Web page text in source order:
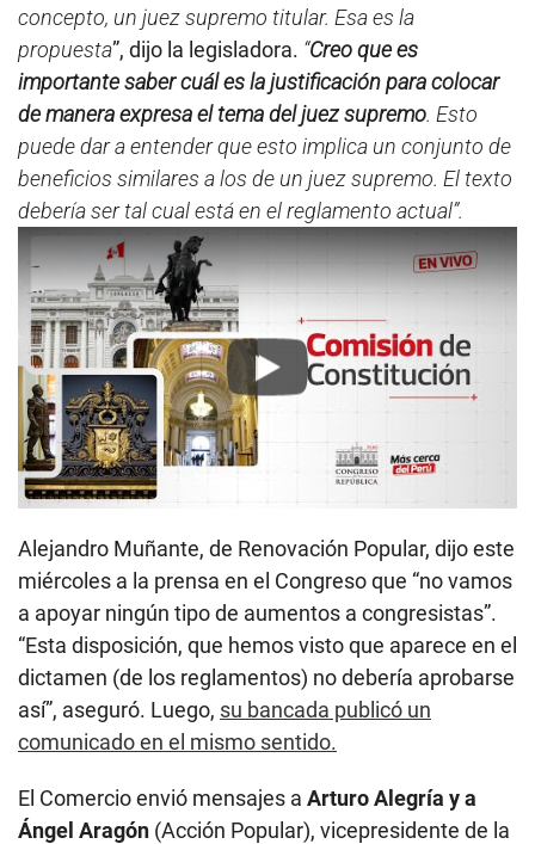
concepto, un juez supremo titular. Esa es la
propuesta”, dijo la legisladora. “Creo que es
importante saber cuál es la justificación para colocar
de manera expresa el tema del juez supremo. Esto
puede dar a entender que esto implica un conjunto de
beneficios similares a los de un juez supremo. El texto
debería ser tal cual está en el reglamento actual”.
Play
Alejandro Muñante, de Renovación Popular, dijo este
miércoles a la prensa en el Congreso que “no vamos
a apoyar ningún tipo de aumentos a congresistas”.
“Esta disposición, que hemos visto que aparece en el
dictamen (de los reglamentos) no debería aprobarse
así”, aseguró. Luego, su bancada publicó un
comunicado en el mismo sentido.
El Comercio envió mensajes a Arturo Alegría y a
Ángel Aragón (Acción Popular), vicepresidente de la